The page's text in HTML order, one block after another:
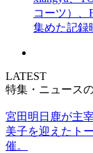
コーツ）、
集めた記録
LATEST
特集・ニュース
宮田明日鹿が主
美子を迎えたト
催。